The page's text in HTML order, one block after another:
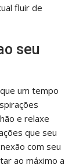
fluir de
seu
um tempo
e relaxe
que seu
com seu
ao máximo a